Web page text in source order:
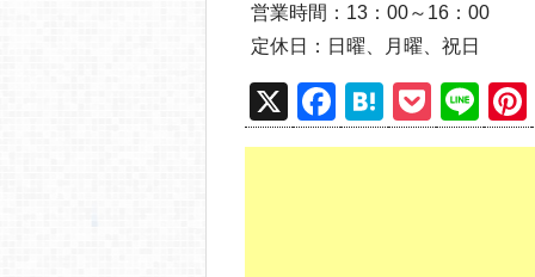
営業時間：13：00～16：00
定休日：日曜、月曜、祝日
X
F
a
H
at
P
o
Li
n